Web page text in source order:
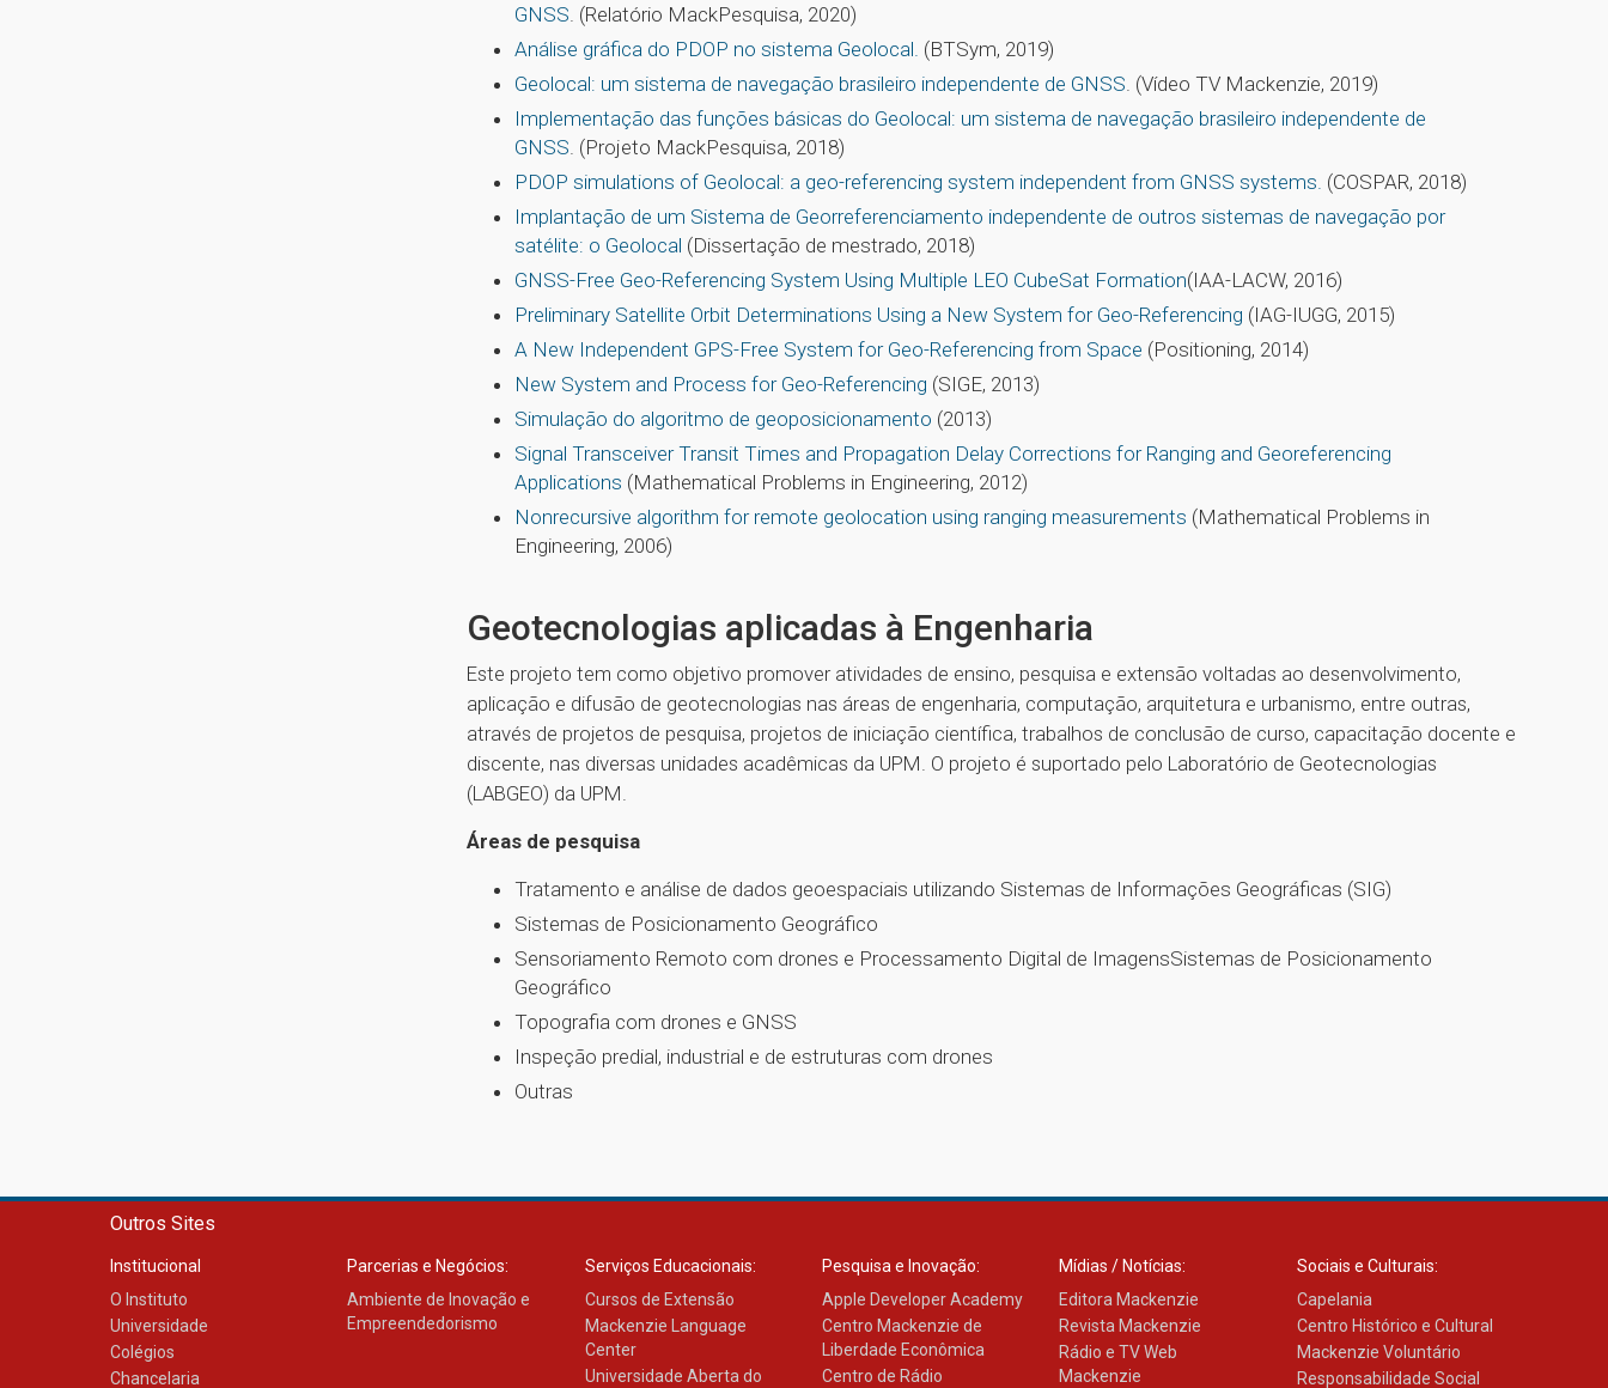
GNSS . (Relatório MackPesquisa, 2020)
Análise gráfica do PDOP no sistema Geolocal. (BTSym, 2019)
Geolocal: um sistema de navegação brasileiro independente de GNSS . (Vídeo TV Mackenzie, 2019)
Implementação das funções básicas do Geolocal: um sistema de navegação brasileiro independente de
GNSS . (Projeto MackPesquisa, 2018)
PDOP simulations of Geolocal: a geo-referencing system independent from GNSS systems. (COSPAR, 2018)
Implantação de um Sistema de Georreferenciamento independente de outros sistemas de navegação por
satélite: o Geolocal (Dissertação de mestrado, 2018)
GNSS-Free Geo-Referencing System Using Multiple LEO CubeSat Formation(IAA-LACW, 2016)
Preliminary Satellite Orbit Determinations Using a New System for Geo-Referencing (IAG-IUGG, 2015)
A New Independent GPS-Free System for Geo-Referencing from Space (Positioning, 2014)
New System and Process for Geo-Referencing (SIGE, 2013)
Simulação do algoritmo de geoposicionamento (2013)
Signal Transceiver Transit Times and Propagation Delay Corrections for Ranging and Georeferencing
Applications (Mathematical Problems in Engineering, 2012)
Nonrecursive algorithm for remote geolocation using ranging measurements (Mathematical Problems in
Engineering, 2006)
Geotecnologias aplicadas à Engenharia
Este projeto tem como objetivo promover atividades de ensino, pesquisa e extensão voltadas ao desenvolvimento,
aplicação e difusão de geotecnologias nas áreas de engenharia, computação, arquitetura e urbanismo, entre outras,
através de projetos de pesquisa, projetos de iniciação científica, trabalhos de conclusão de curso, capacitação docente e
discente, nas diversas unidades acadêmicas da UPM. O projeto é suportado pelo Laboratório de Geotecnologias
(LABGEO) da UPM.
Áreas de pesquisa
Tratamento e análise de dados geoespaciais utilizando Sistemas de Informações Geográficas (SIG)
Sistemas de Posicionamento Geográfico
Sensoriamento Remoto com drones e Processamento Digital de ImagensSistemas de Posicionamento
Geográfico
Topografia com drones e GNSS
Inspeção predial, industrial e de estruturas com drones
Outras
Outros Sites
Institucional
O Instituto
Universidade
Colégios
Chancelaria
Parcerias e Negócios:
Ambiente de Inovação e
Empreendedorismo
Serviços Educacionais:
Cursos de Extensão
Mackenzie Language
Center
Universidade Aberta do
Pesquisa e Inovação:
Apple Developer Academy
Centro Mackenzie de
Liberdade Econômica
Centro de Rádio
Mídias / Notícias:
Editora Mackenzie
Revista Mackenzie
Rádio e TV Web
Mackenzie
Sociais e Culturais:
Capelania
Centro Histórico e Cultural
Mackenzie Voluntário
Responsabilidade Social